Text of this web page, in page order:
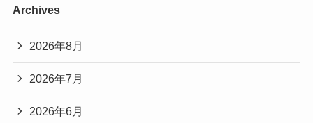
Archives
2026年8月
2026年7月
2026年6月